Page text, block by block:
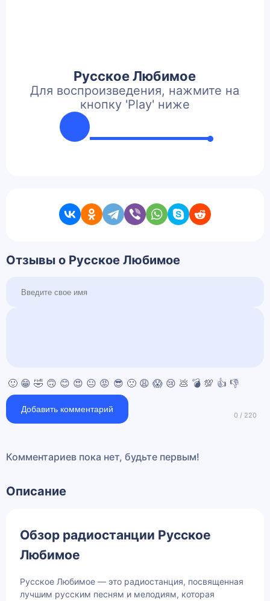
Русское Любимое
Для воспроизведения, нажмите на
кнопку 'Play' ниже
Отзывы о Русское Любимое
🙂 😁 🤣 🙃 😊 😍 😐 😡 😎 🙁 😩 😱 😢 💩 💣 💯 👍 👎
Добавить комментарий
Комментариев пока нет, будьте первым!
Описание
Обзор радиостанции Русское
Любимое
Русское Любимое — это радиостанция, посвященная
лучшим русским песням и мелодиям, которая